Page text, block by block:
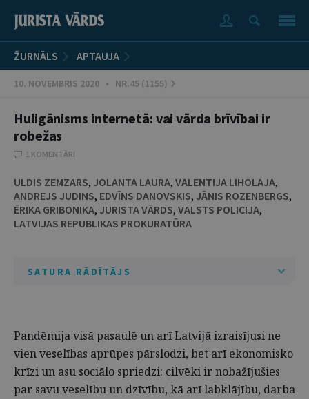
ŽURNĀLS APTAUJA
10. NOVEMBRIS 2020 • NR.45 (1155)
Huligānisms internetā: vai vārda brīvībai ir
robežas
1 KOMENTĀRI
ULDIS ZEMZARS, JOLANTA LAURA, VALENTIJA LIHOLAJA,
ANDREJS JUDINS, EDVĪNS DANOVSKIS, JĀNIS ROZENBERGS,
ĒRIKA GRIBONIKA, JURISTA VĀRDS, VALSTS POLICIJA,
LATVIJAS REPUBLIKAS PROKURATŪRA
SATURA RĀDĪTĀJS
Pandēmija visā pasaulē un arī Latvijā izraisījusi ne
vien veselības aprūpes pārslodzi, bet arī ekonomisko
krīzi un asu sociālo spriedzi: cilvēki ir nobažījušies
par savu veselību un dzīvību, kā arī labklājību, darba